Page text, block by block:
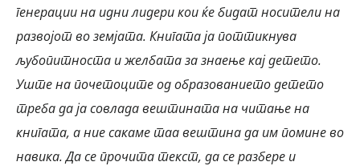
генерации на идни лидери кои ќе бидат носители на
развојот во земјата. Книгата ја поттикнува
љубопитноста и желбата за знаење кај детето.
Уште на почетоците од образованието детето
треба да ја совлада вештината на читање на
книгата, а ние сакаме таа вештина да им помине во
навика. Да се прочита текст, да се разбере и